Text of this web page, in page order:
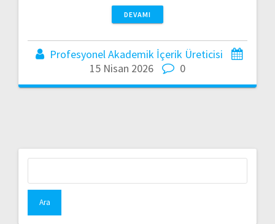
DEVAMI
Profesyonel Akademik İçerik Üreticisi
15 Nisan 2026
0